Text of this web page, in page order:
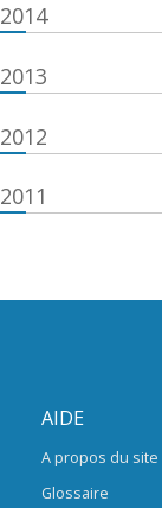
2014
2013
2012
2011
AIDE
A propos du site
Glossaire